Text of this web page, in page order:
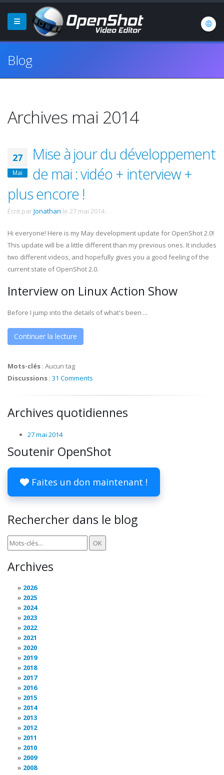
Blog
Archives mai 2014
27
Mai
Mise à jour du développement
de mai : vidéo + interview +
plus encore !
Écrit parJonathan le 27 mai 2014 .
Hi everyone! Here is my May development update for OpenShot 2.0!
This update will be a little different than my previous ones. It includes
two different videos, and hopefully gives you a good feeling of the
current state of OpenShot 2.0.
Interview on Linux Action Show
Before I jump into the details of what's been ...
Continuer la lecture
Mots-clés : Aucun tag
Discussions : 31 Comments
Archives quotidiennes
27 mai 2014
Soutenir OpenShot
Faites un don maintenant !
Rechercher dans le blog
Archives
2026
2025
2024
2023
2022
2021
2020
2019
2018
2017
2016
2015
2014
2013
2012
2011
2010
2009
2008